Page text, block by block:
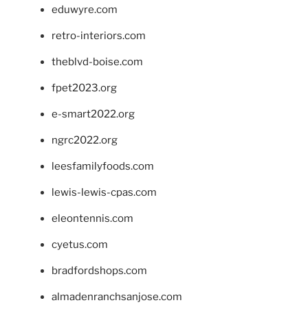
eduwyre.com
retro-interiors.com
theblvd-boise.com
fpet2023.org
e-smart2022.org
ngrc2022.org
leesfamilyfoods.com
lewis-lewis-cpas.com
eleontennis.com
cyetus.com
bradfordshops.com
almadenranchsanjose.com